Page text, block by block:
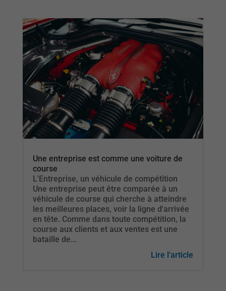
Une entreprise est comme une voiture de
course
L'Entreprise, un véhicule de compétition
Une entreprise peut être comparée à un
véhicule de course qui cherche à atteindre
les meilleures places, voir la ligne d'arrivée
en tête. Comme dans toute compétition, la
course aux clients et aux ventes est une
bataille de...
Lire l'article